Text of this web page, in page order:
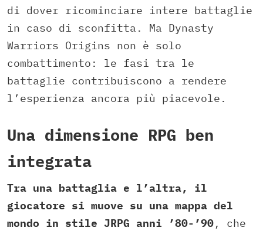
di dover ricominciare intere battaglie
in caso di sconfitta. Ma Dynasty
Warriors Origins non è solo
combattimento: le fasi tra le
battaglie contribuiscono a rendere
l’esperienza ancora più piacevole.
Una dimensione RPG ben
integrata
Tra una battaglia e l’altra, il
giocatore si muove su una mappa del
mondo in stile JRPG anni ’80-’90, che